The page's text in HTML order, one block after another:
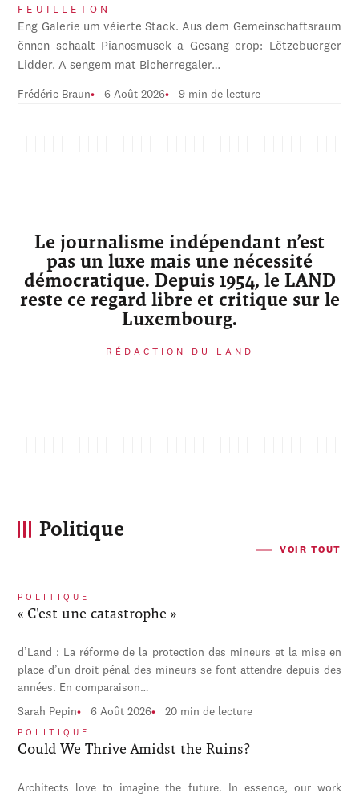
FEUILLETON
Eng Galerie um véierte Stack. Aus dem Gemeinschaftsraum
ënnen schaalt Pianosmusek a Gesang erop: Lëtzebuerger
Lidder. A sengem mat Bicherregaler…
Frédéric Braun 6 Août 2026 9 min de lecture
Le journalisme indépendant n’est
pas un luxe mais une nécessité
démocratique. Depuis 1954, le LAND
reste ce regard libre et critique sur le
Luxembourg.
RÉDACTION DU LAND
Politique
VOIR TOUT
POLITIQUE
« C'est une catastrophe »
d’Land : La réforme de la protection des mineurs et la mise en
place d’un droit pénal des mineurs se font attendre depuis des
années. En comparaison…
Sarah Pepin 6 Août 2026 20 min de lecture
POLITIQUE
Could We Thrive Amidst the Ruins?
Architects love to imagine the future. In essence, our work